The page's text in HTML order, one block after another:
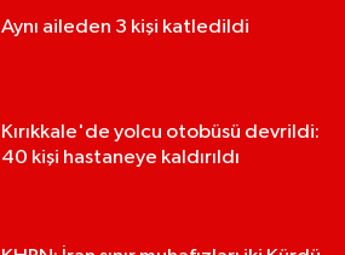
Aynı aileden 3 kişi katledildi
Kırıkkale'de yolcu otobüsü devrildi:
40 kişi hastaneye kaldırıldı